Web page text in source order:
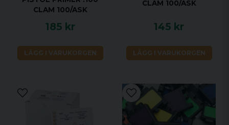
CLAM 100/ASK
185 kr
LÄGG I VARUKORGEN
CLAM 100/ASK
145 kr
LÄGG I VARUKORGEN